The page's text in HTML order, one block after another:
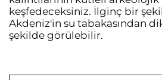
keşfedeceksiniz. İlginç bir
Akdeniz'in su tabakasından
şekilde görülebilir.